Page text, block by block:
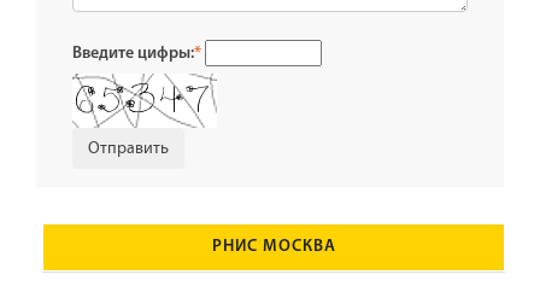
Введите цифры:*
РНИС МОСКВА